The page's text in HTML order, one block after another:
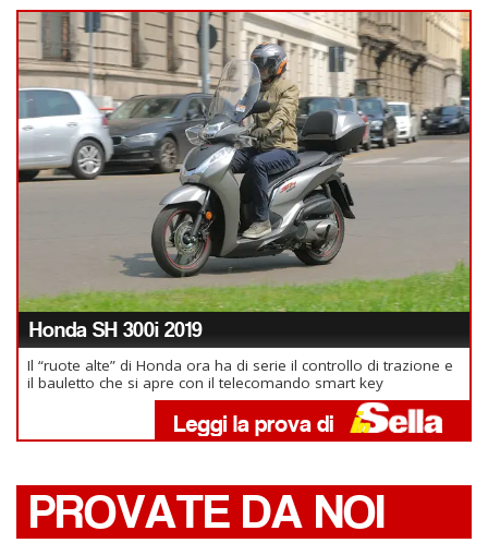
Honda SH 300i 2019
Il “ruote alte” di Honda ora ha di serie il controllo di trazione e
il bauletto che si apre con il telecomando smart key
PROVATE DA NOI